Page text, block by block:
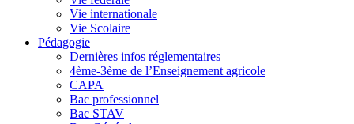
Vie internationale
Vie Scolaire
Pédagogie
Dernières infos réglementaires
4ème-3ème de l’Enseignement agricole
CAPA
Bac professionnel
Bac STAV